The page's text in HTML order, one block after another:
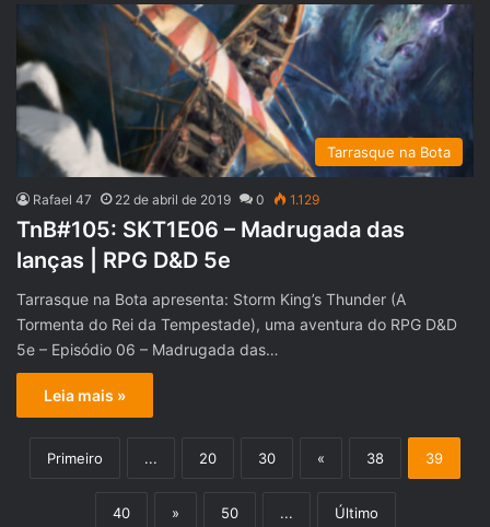
Tarrasque na Bota
Rafael 47 22 de abril de 2019 0 1.129
TnB#105: SKT1E06 – Madrugada das
lanças | RPG D&D 5e
Tarrasque na Bota apresenta: Storm King’s Thunder (A
Tormenta do Rei da Tempestade), uma aventura do RPG D&D
5e – Episódio 06 – Madrugada das…
Leia mais »
Primeiro ... 20 30 « 38 39
40 » 50 ... Último